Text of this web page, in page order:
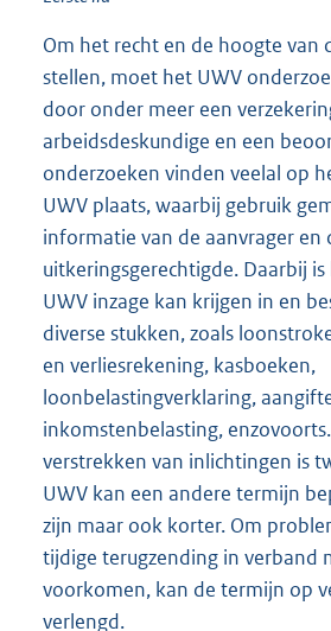
Om het recht en de hoogte van
stellen, moet het UWV
door onder meer een
arbeidsdeskundige en een
onderzoeken vinden veelal op
UWV plaats, waarbij gebruik
informatie van de aanvrager en
uitkeringsgerechtigde. Daarbij
UWV inzage kan krijgen in en
diverse stukken, zoals
en verliesrekening, kasboeken,
loonbelastingverklaring,
inkomstenbelasting,
verstrekken van inlichtingen is
UWV kan een andere termijn
zijn maar ook korter. Om
tijdige terugzending in verband
voorkomen, kan de termijn op
verlengd.